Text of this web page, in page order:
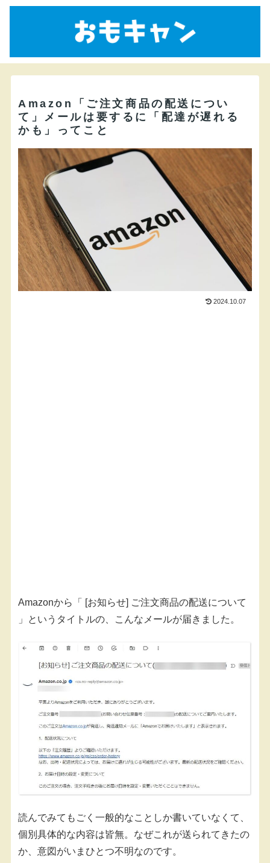
Amazon「ご注文商品の配送につい
て」メールは要するに「配達が遅れる
かも」ってこと
2024.10.07
Amazonから「 [お知らせ] ご注文商品の配送について
」というタイトルの、こんなメールが届きました。
読んでみてもごく一般的なことしか書いていなくて、
個別具体的な内容は皆無。なぜこれが送られてきたの
か、意図がいまひとつ不明なのです。